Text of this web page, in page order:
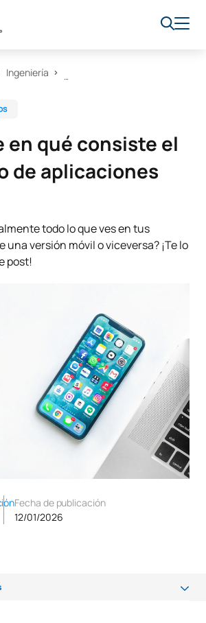
Ingeniería
en qué consiste el
de aplicaciones
todo lo que ves en tus
una versión móvil o viceversa? ¡Te lo
post!
Fecha de publicación
12/01/2026